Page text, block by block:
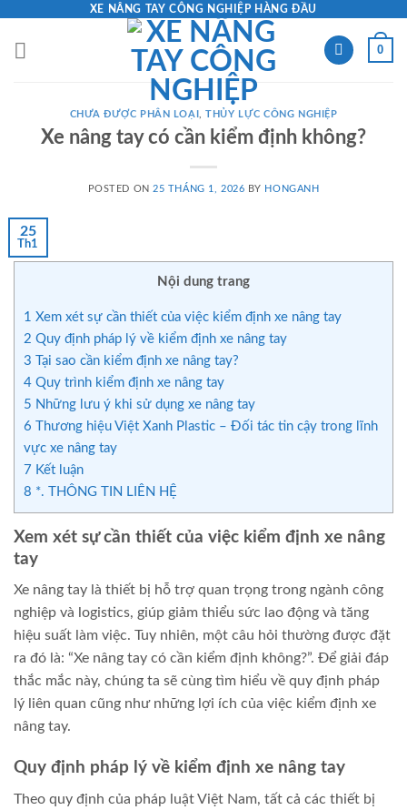
content
XE NÂNG TAY CÔNG NGHIỆP HÀNG ĐẦU
0
CHƯA ĐƯỢC PHÂN LOẠI ,THỦY LỰC CÔNG NGHIỆP
Xe nâng tay có cần kiểm định không?
POSTED ON 25 THÁNG 1, 2026 BY HONGANH
25
Th1
Nội dung trang
1 Xem xét sự cần thiết của việc kiểm định xe nâng tay
2 Quy định pháp lý về kiểm định xe nâng tay
3 Tại sao cần kiểm định xe nâng tay?
4 Quy trình kiểm định xe nâng tay
5 Những lưu ý khi sử dụng xe nâng tay
6 Thương hiệu Việt Xanh Plastic – Đối tác tin cậy trong lĩnh
vực xe nâng tay
7 Kết luận
8 *. THÔNG TIN LIÊN HỆ
Xem xét sự cần thiết của việc kiểm định xe nâng
tay
Xe nâng tay là thiết bị hỗ trợ quan trọng trong ngành công
nghiệp và logistics, giúp giảm thiểu sức lao động và tăng
hiệu suất làm việc. Tuy nhiên, một câu hỏi thường được đặt
ra đó là: “Xe nâng tay có cần kiểm định không?”. Để giải đáp
thắc mắc này, chúng ta sẽ cùng tìm hiểu về quy định pháp
lý liên quan cũng như những lợi ích của việc kiểm định xe
nâng tay.
Quy định pháp lý về kiểm định xe nâng tay
Theo quy định của pháp luật Việt Nam, tất cả các thiết bị